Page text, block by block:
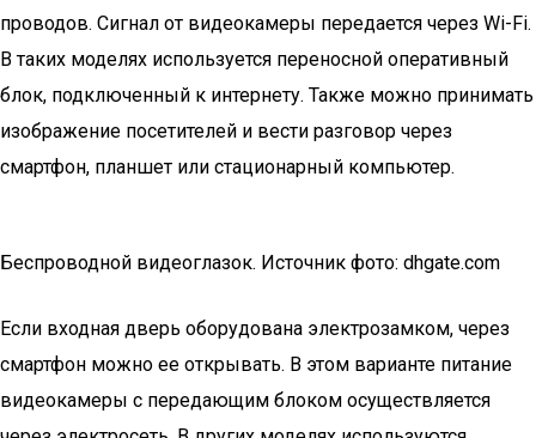
проводов. Сигнал от видеокамеры передается через Wi-Fi.
В таких моделях используется переносной оперативный
блок, подключенный к интернету. Также можно принимать
изображение посетителей и вести разговор через
смартфон, планшет или стационарный компьютер.
Беспроводной видеоглазок. Источник фото: dhgate.com
Если входная дверь оборудована электрозамком, через
смартфон можно ее открывать. В этом варианте питание
видеокамеры с передающим блоком осуществляется